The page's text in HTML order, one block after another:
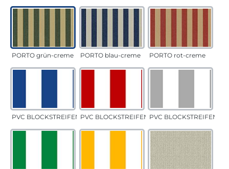
PORTO grün-creme PORTO blau-creme PORTO rot-creme
PVC BLOCKSTREIFEN blauPVC BLOCKSTREIFEN rotPVC BLOCKSTREIFEN